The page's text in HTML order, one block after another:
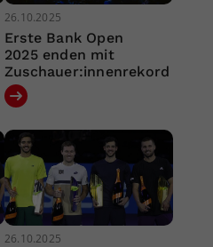
26.10.2025
Erste Bank Open
2025 enden mit
Zuschauer:innenrekord
26.10.2025